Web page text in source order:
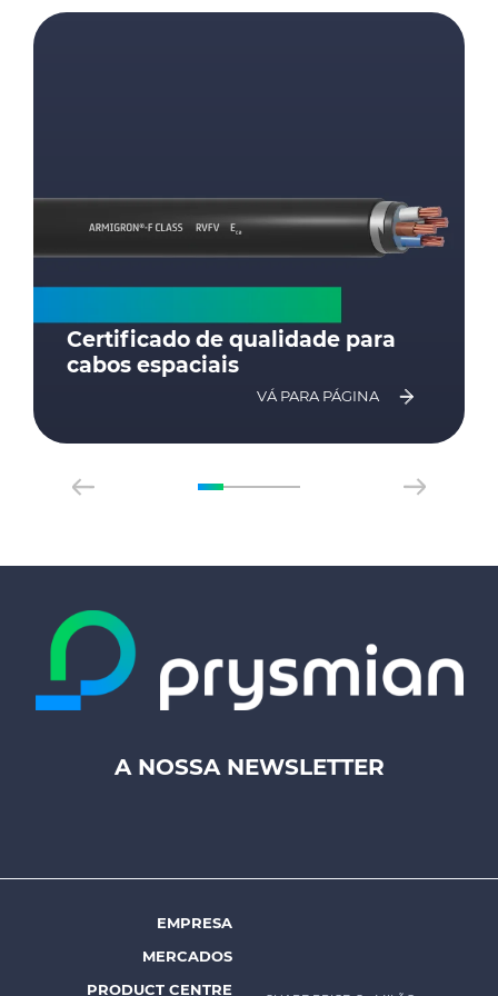
Certificado de qualidade para
cabos espaciais
VÁ PARA PÁGINA
Footer
Prysmian
A NOSSA NEWSLETTER
Footer
menu
EMPRESA
MERCADOS
PRODUCT CENTRE